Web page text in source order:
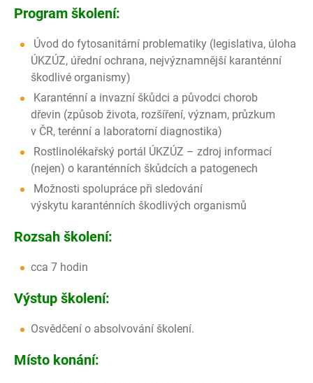
Program školení:
Úvod do fytosanitární problematiky (legislativa, úloha
ÚKZÚZ, úřední ochrana, nejvýznamnější karanténní
škodlivé organismy)
Karanténní a invazní škůdci a původci chorob
dřevin (způsob života, rozšíření, význam, průzkum
v ČR, terénní a laboratorní diagnostika)
Rostlinolékařský portál ÚKZÚZ – zdroj informací
(nejen) o karanténních škůdcích a patogenech
Možnosti spolupráce při sledování
výskytu karanténních škodlivých organismů
Rozsah školení:
cca 7 hodin
Výstup školení:
Osvědčení o absolvování školení.
Místo konání: